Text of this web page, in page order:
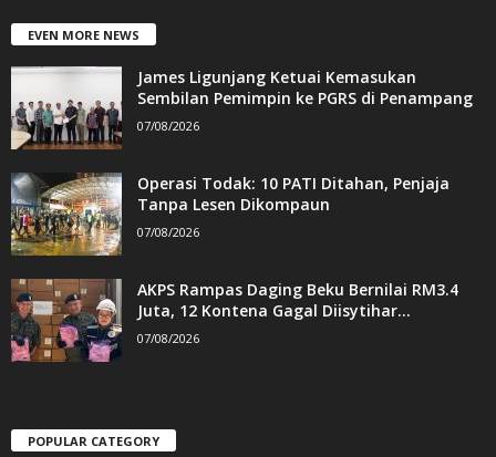
EVEN MORE NEWS
James Ligunjang Ketuai Kemasukan
Sembilan Pemimpin ke PGRS di Penampang
07/08/2026
Operasi Todak: 10 PATI Ditahan, Penjaja
Tanpa Lesen Dikompaun
07/08/2026
AKPS Rampas Daging Beku Bernilai RM3.4
Juta, 12 Kontena Gagal Diisytihar...
07/08/2026
POPULAR CATEGORY